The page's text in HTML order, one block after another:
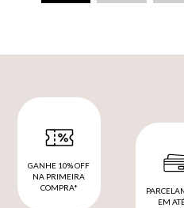
GANHE 10% OFF
NA PRIMEIRA
COMPRA*
EM